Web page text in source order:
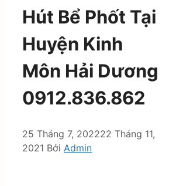
Hút Bể Phốt Tại
Huyện Kinh
Môn Hải Dương
0912.836.862
25 Tháng 7, 202222 Tháng 11,
2021 Bởi Admin